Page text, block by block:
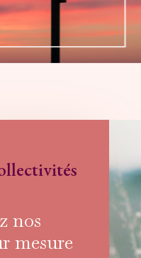
nos
mesure